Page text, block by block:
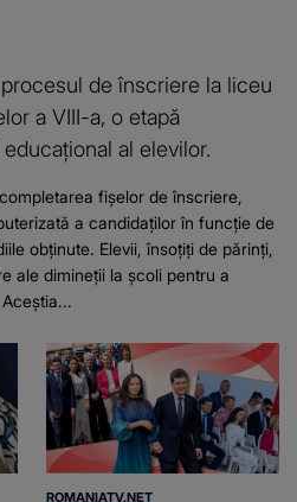
de înscriere la liceu
a VIII-a, o etapă
al elevilor.
fișelor de înscriere,
a candidaților în funcție de
obținute. Elevii, însoțiți de părinți,
ale dimineții la școli pentru a
ROMANIATV.NET